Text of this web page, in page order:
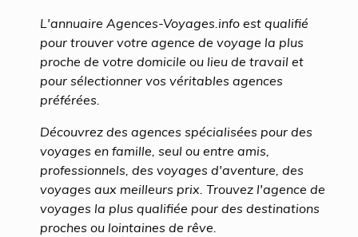
L'annuaire Agences-Voyages.info est qualifié
pour trouver votre agence de voyage la plus
proche de votre domicile ou lieu de travail et
pour sélectionner vos véritables agences
préférées.
Découvrez des agences spécialisées pour des
voyages en famille, seul ou entre amis,
professionnels, des voyages d'aventure, des
voyages aux meilleurs prix. Trouvez l'agence de
voyages la plus qualifiée pour des destinations
proches ou lointaines de rêve.